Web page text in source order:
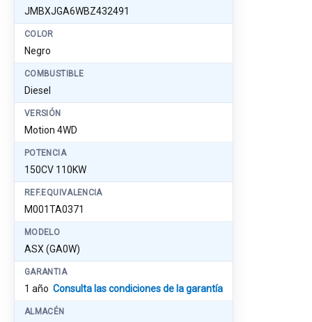
JMBXJGA6WBZ432491
COLOR
Negro
COMBUSTIBLE
Diesel
VERSIÓN
Motion 4WD
POTENCIA
150CV 110KW
REF.EQUIVALENCIA
M001TA0371
MODELO
ASX (GA0W)
GARANTIA
1 año Consulta las condiciones de la garantía
ALMACÉN